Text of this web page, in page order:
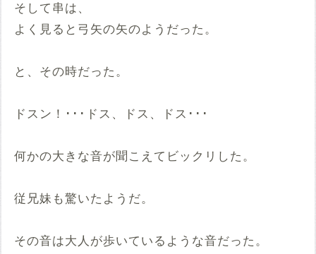
そして串は、
よく見ると弓矢の矢のようだった。
と、その時だった。
ドスン！･･･ドス、ドス、ドス･･･
何かの大きな音が聞こえてビックリした。
従兄妹も驚いたようだ。
その音は大人が歩いているような音だった。